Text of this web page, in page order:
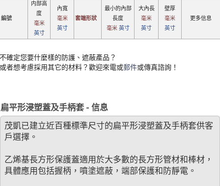
編號
内部高
度
毫米
英寸
內寬
毫米
英寸
套端形狀
最小的內部
長度
毫米 英寸
大內長
毫米
英寸
壁厚
毫米
英寸
更多信息
不確定您要什麼樣的防護、遮蔽產品？
或者想考慮採用其它的材料？歡迎來電或郵件或傳真諮詢！
扁平形浸塑蓋及手柄套 - 信息
茂凱已建立近百種標準尺寸的扁平形浸塑蓋及手柄套供客
戶選擇。
乙烯基長方形保護蓋適用於大多數的長方形管材和棒材，
具體應用包括握柄，噴塗遮蔽，端部保護和防靜電。